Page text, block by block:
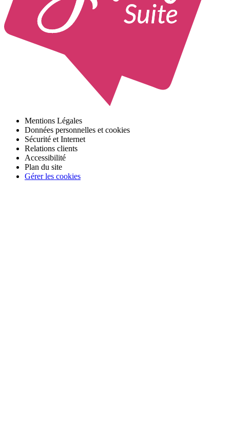
Mentions Légales
Données personnelles et cookies
Sécurité et Internet
Relations clients
Accessibilité
Plan du site
Gérer les cookies